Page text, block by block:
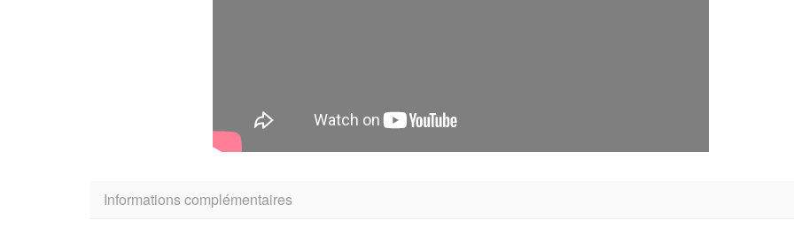
Informations complémentaires